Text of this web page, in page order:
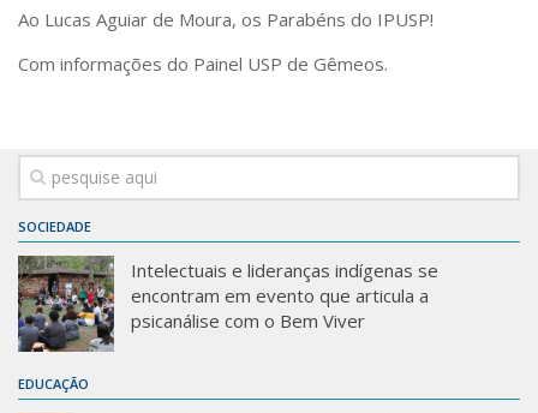
Ao Lucas Aguiar de Moura, os Parabéns do IPUSP!
Com informações do Painel USP de Gêmeos.
SOCIEDADE
Intelectuais e lideranças indígenas se
encontram em evento que articula a
psicanálise com o Bem Viver
EDUCAÇÃO